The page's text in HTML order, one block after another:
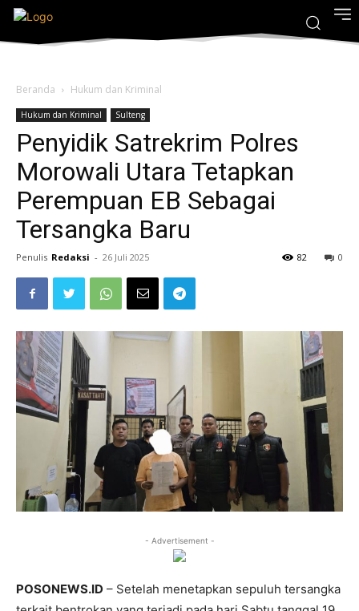
Beranda Hukum dan Kriminal
Hukum dan Kriminal Sulteng
Penyidik Satrekrim Polres
Morowali Utara Tetapkan
Perempuan EB Sebagai
Tersangka Baru
Penulis Redaksi - 26 Juli 2025 0
82
- Advertisement -
POSONEWS.ID – Setelah menetapkan sepuluh tersangka